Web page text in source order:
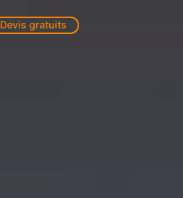
Devis gratuits